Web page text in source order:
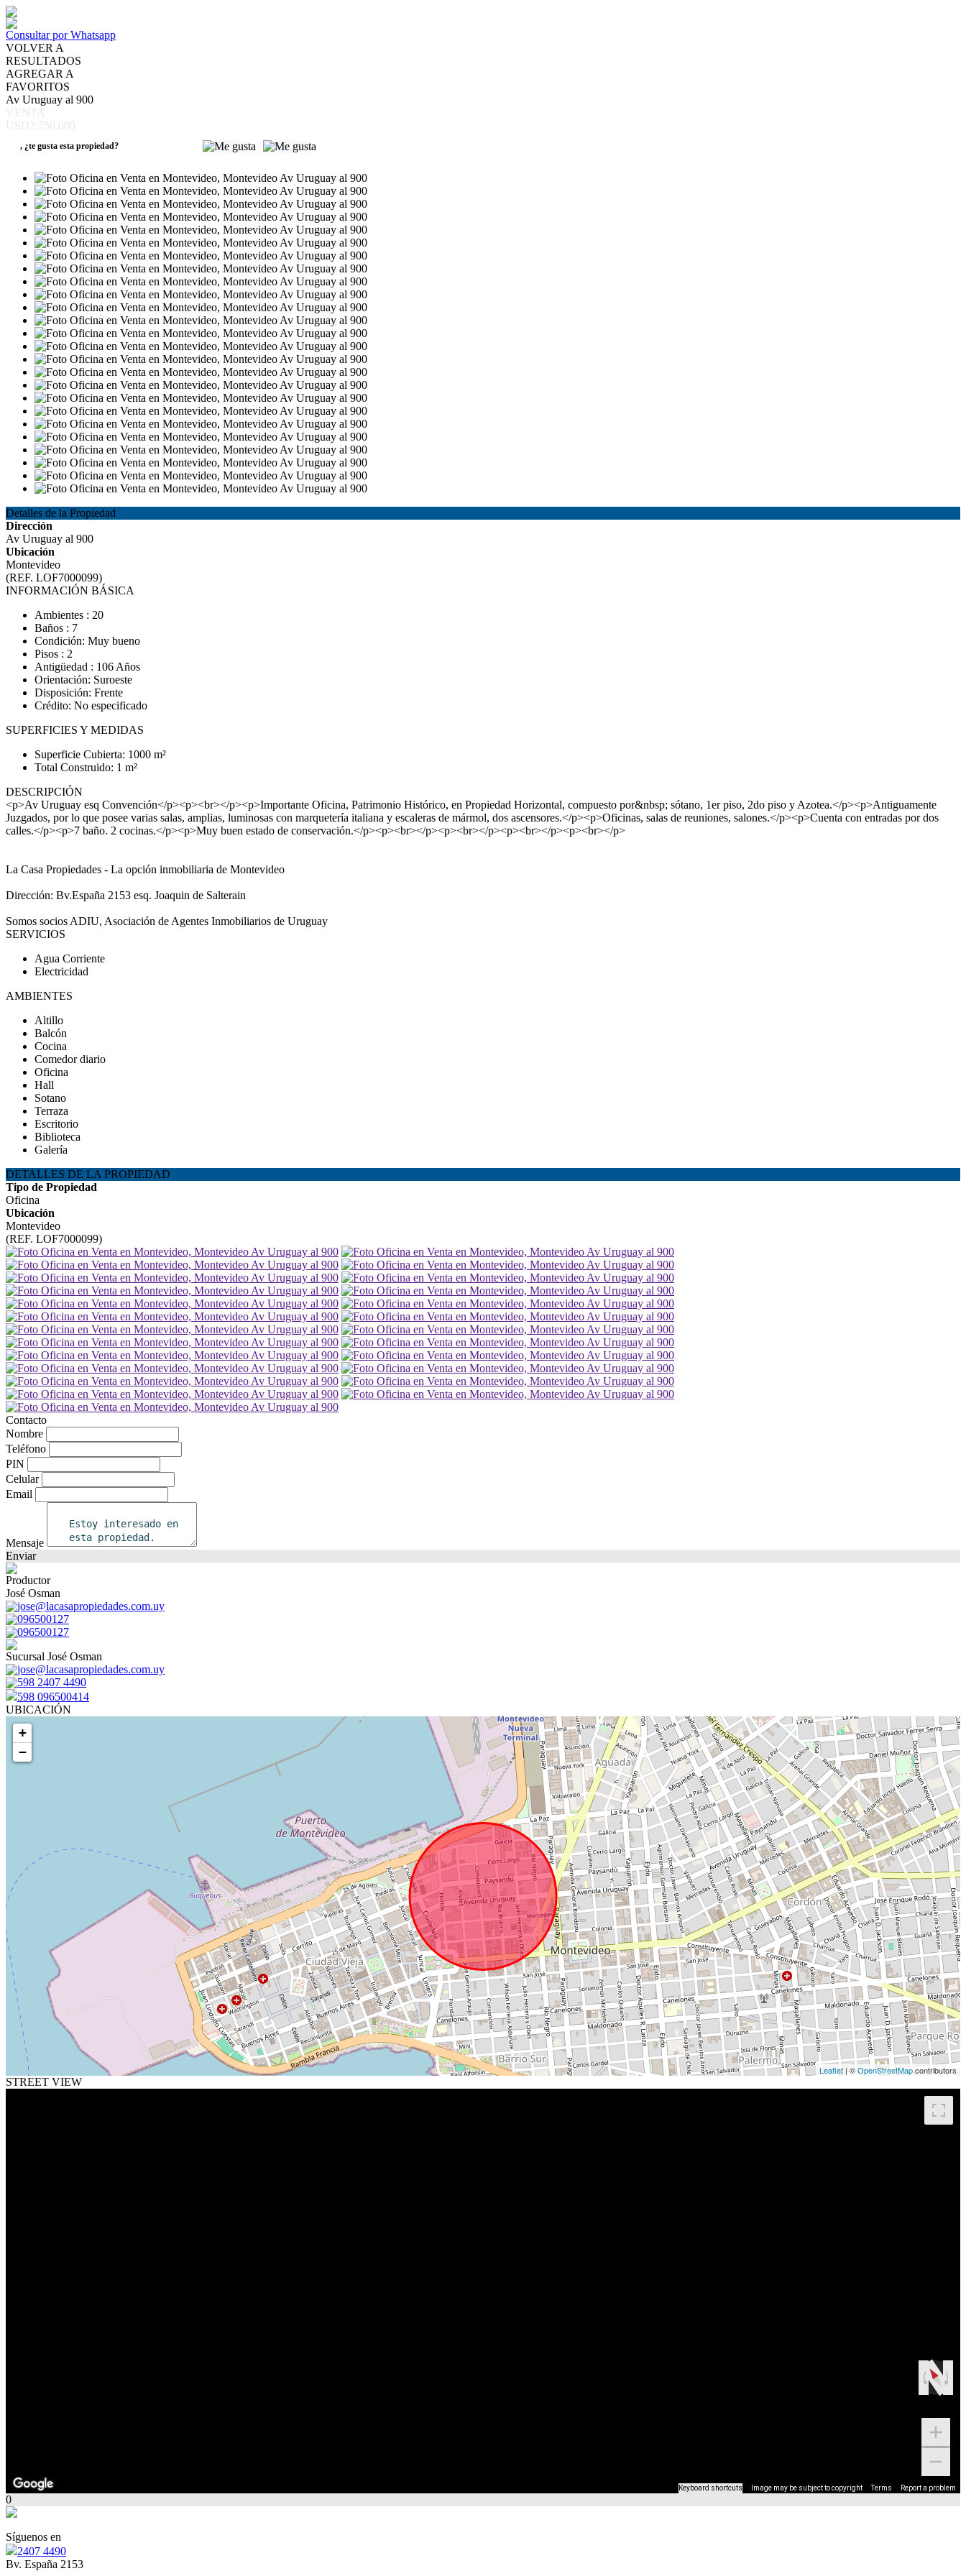
Consultar por Whatsapp
VOLVER A
RESULTADOS
AGREGAR A
FAVORITOS
Av Uruguay al 900
, ¿te gusta esta propiedad?
Detalles de la Propiedad
Dirección
Av Uruguay al 900
Ubicación
Montevideo
(REF. LOF7000099)
INFORMACIÓN BÁSICA
Ambientes : 20
Baños : 7
Condición: Muy bueno
Pisos : 2
Antigüedad : 106 Años
Orientación: Suroeste
Disposición: Frente
Crédito: No especificado
SUPERFICIES Y MEDIDAS
Superficie Cubierta: 1000 m²
Total Construido: 1 m²
DESCRIPCIÓN
<p>Av Uruguay esq Convención</p><p><br></p><p>Importante Oficina, Patrimonio Histórico, en Propiedad Horizontal, compuesto por&nbsp; sótano, 1er piso, 2do piso y Azotea.</p><p>Antiguamente
Juzgados, por lo que posee varias salas, amplias, luminosas con marquetería italiana y escaleras de mármol, dos ascensores.</p><p>Oficinas, salas de reuniones, salones.</p><p>Cuenta con entradas por dos
calles.</p><p>7 baño. 2 cocinas.</p><p>Muy buen estado de conservación.</p><p><br></p><p><br></p><p><br></p><p><br></p>
La Casa Propiedades - La opción inmobiliaria de Montevideo
Dirección: Bv.España 2153 esq. Joaquin de Salterain
Somos socios ADIU, Asociación de Agentes Inmobiliarios de Uruguay
SERVICIOS
Agua Corriente
Electricidad
AMBIENTES
Altillo
Balcón
Cocina
Comedor diario
Oficina
Hall
Sotano
Terraza
Escritorio
Biblioteca
Galería
DETALLES DE LA PROPIEDAD
Tipo de Propiedad
Oficina
Ubicación
Montevideo
(REF. LOF7000099)
Contacto
Nombre
Teléfono
PIN
Celular
Email
Mensaje
Enviar
Productor
José Osman
jose@lacasapropiedades.com.uy
096500127
096500127
Sucursal José Osman
jose@lacasapropiedades.com.uy
598 2407 4490
598 096500414
UBICACIÓN
+
−
Leaflet | ©OpenStreetMapcontributors
STREET VIEW
Keyboard shortcuts Image may be subject to copyright Terms Report a problem
0
Síguenos en
2407 4490
Bv. España 2153